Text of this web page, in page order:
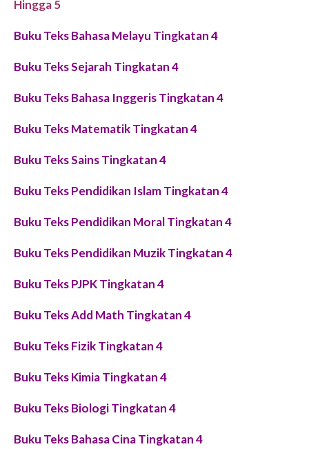
Hingga 5
Buku Teks Bahasa Melayu Tingkatan 4
Buku Teks Sejarah Tingkatan 4
Buku Teks Bahasa Inggeris Tingkatan 4
Buku Teks Matematik Tingkatan 4
Buku Teks Sains Tingkatan 4
Buku Teks Pendidikan Islam Tingkatan 4
Buku Teks Pendidikan Moral Tingkatan 4
Buku Teks Pendidikan Muzik Tingkatan 4
Buku Teks PJPK Tingkatan 4
Buku Teks Add Math Tingkatan 4
Buku Teks Fizik Tingkatan 4
Buku Teks Kimia Tingkatan 4
Buku Teks Biologi Tingkatan 4
Buku Teks Bahasa Cina Tingkatan 4